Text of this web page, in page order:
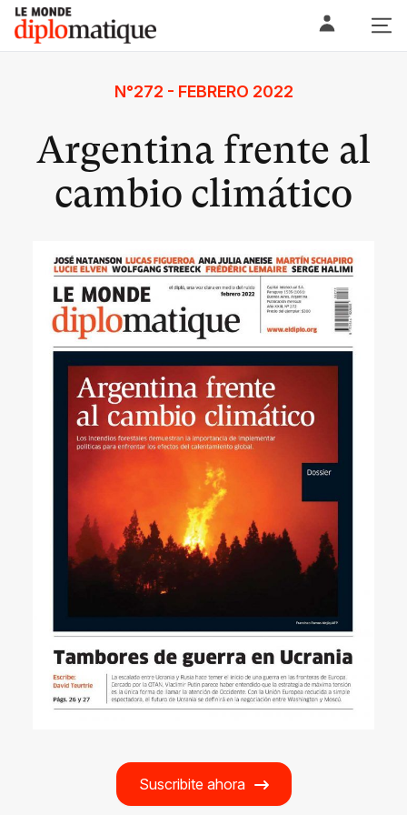
Skip
content
Le monde diplomatique
N°272 - FEBRERO 2022
Argentina frente al
cambio climático
Suscribite ahora